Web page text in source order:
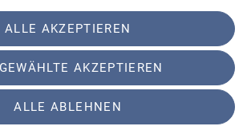
ALLE AKZEPTIEREN
AKZEPTIEREN
ALLE ABLEHNEN